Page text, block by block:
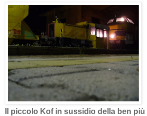
Il piccolo Kof in sussidio della ben